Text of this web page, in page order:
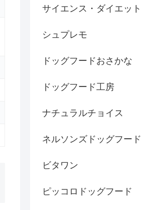
サイエンス・ダイエット
シュプレモ
ドッグフードおさかな
ドッグフード工房
ナチュラルチョイス
ネルソンズドッグフード
ビタワン
ピッコロドッグフード